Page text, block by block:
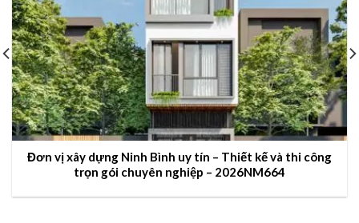
Đơn vị xây dựng Ninh Bình uy tín – Thiết kế và thi công
trọn gói chuyên nghiệp – 2026NM664